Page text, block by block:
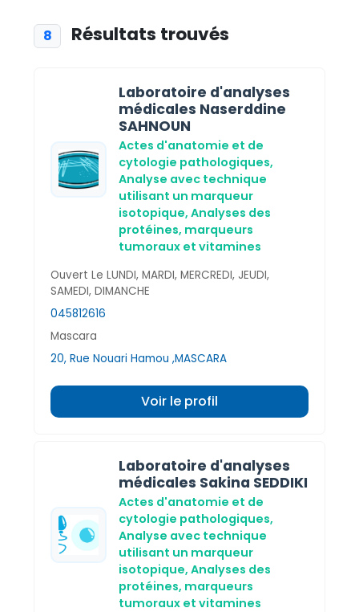
8 Résultats trouvés
Laboratoire d'analyses
médicales Naserddine
SAHNOUN
Actes d'anatomie et de
cytologie pathologiques,
Analyse avec technique
utilisant un marqueur
isotopique, Analyses des
protéines, marqueurs
tumoraux et vitamines
Ouvert Le LUNDI, MARDI, MERCREDI, JEUDI,
SAMEDI, DIMANCHE
045812616
Mascara
20, Rue Nouari Hamou ,MASCARA
Voir le profil
Laboratoire d'analyses
médicales Sakina SEDDIKI
Actes d'anatomie et de
cytologie pathologiques,
Analyse avec technique
utilisant un marqueur
isotopique, Analyses des
protéines, marqueurs
tumoraux et vitamines